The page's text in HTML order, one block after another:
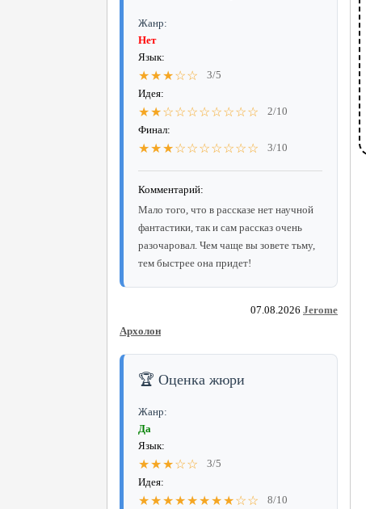
Жанр:
Нет
Язык:
★★★☆☆
3/5
Идея:
★★☆☆☆☆☆☆☆☆
2/10
Финал:
★★★☆☆☆☆☆☆☆ 3/10
Комментарий:
Мало того, что в рассказе нет научной
фантастики, так и сам рассказ очень
разочаровал. Чем чаще вы зовете тьму,
тем быстрее она придет!
07.08.2026 Jerome
Архолон
🏆 Оценка жюри
Жанр:
Да
Язык:
★★★☆☆
3/5
Идея:
★★★★★★★★☆☆
8/10